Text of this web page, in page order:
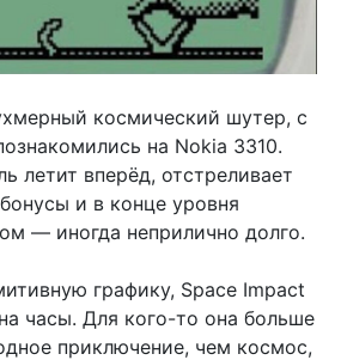
космический шутер, с
на Nokia 3310.
летит вперёд, отстреливает
и в конце уровня
— иногда неприлично долго.
графику, Space Impact
часы. Для кого-то она больше
приключение, чем космос,